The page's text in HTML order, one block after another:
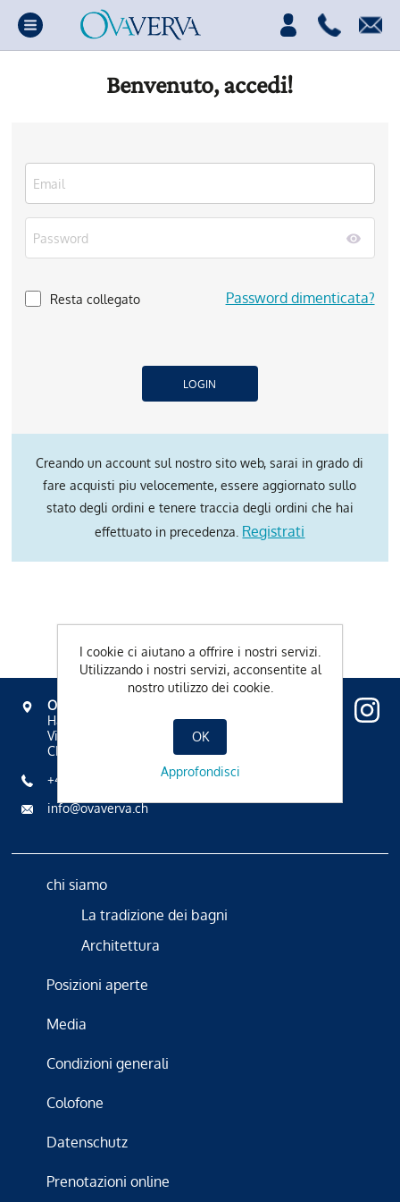
Benvenuto, accedi!
Resta collegato Password dimenticata?
Creando un account sul nostro sito web, sarai in grado di
fare acquisti piu velocemente, essere aggiornato sullo
stato degli ordini e tenere traccia degli ordini che hai
effettuato in precedenza. Registrati
OVAVERVA
Hallenbad, Spa & Sportzentrum
Via Mezdi 17
CH-7500 St. Moritz
+41 81 836 61 00
info@ovaverva.ch
chi siamo
La tradizione dei bagni
Architettura
Posizioni aperte
Media
Condizioni generali
Colofone
Datenschutz
Prenotazioni online
I cookie ci aiutano a offrire i nostri servizi.
Utilizzando i nostri servizi, acconsentite al
nostro utilizzo dei cookie.
OK
Approfondisci